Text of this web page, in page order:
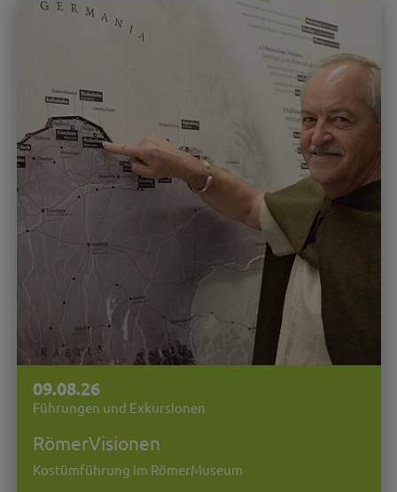
09.08.26
Führungen und Exkursionen
RömerVisionen
Kostümführung im RömerMuseum